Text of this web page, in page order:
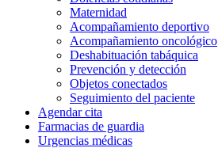
Maternidad
Acompañamiento deportivo
Acompañamiento oncológico
Deshabituación tabáquica
Prevención y detección
Objetos conectados
Seguimiento del paciente
Agendar cita
Farmacias de guardia
Urgencias médicas